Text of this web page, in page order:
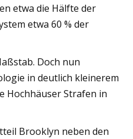
etwa die Hälfte der
etwa 60 % der
Doch nun
in deutlich kleinerem
Hochhäuser Strafen in
Brooklyn neben den